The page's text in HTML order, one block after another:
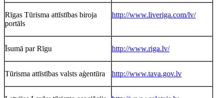
Rīgas Tūrisma attīstības biroja
portāls
http://www.liveriga.com/lv/
Īsumā par Rīgu http://www.riga.lv/
Tūrisma attīstības valsts aģentūra http://www.tava.gov.lv